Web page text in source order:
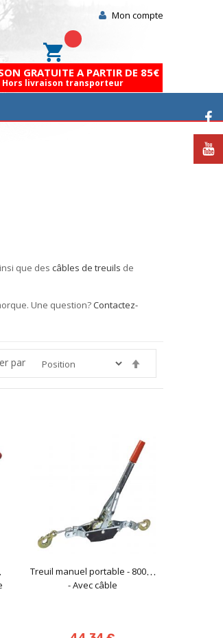
Mon compte
Mon panier
GRATUITE A PARTIR DE 85€
Hors livraison transporteur
que des câbles de treuils de
Une question?Contactez-
par
ordre
Treuil manuel portable - 800kg
- Avec câble